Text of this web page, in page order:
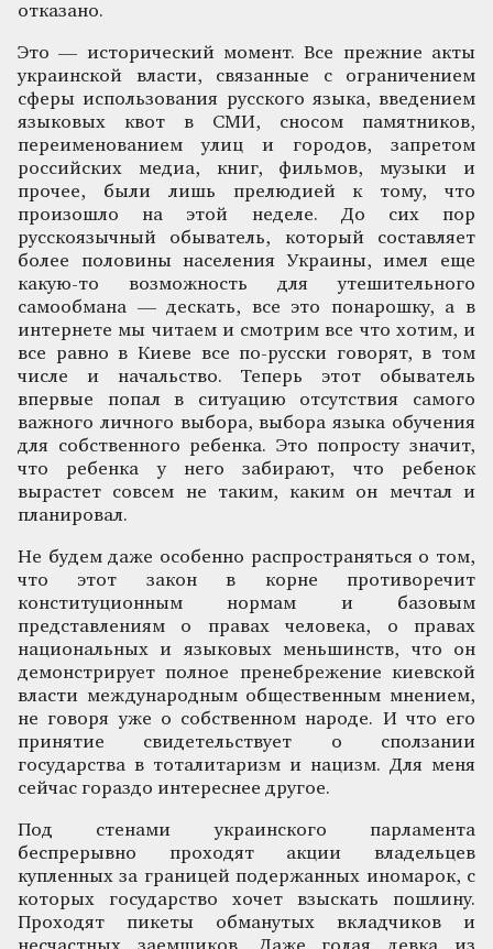
отказано.
Это — исторический момент. Все прежние акты
украинской власти, связанные с ограничением
сферы использования русского языка, введением
языковых квот в СМИ, сносом памятников,
переименованием улиц и городов, запретом
российских медиа, книг, фильмов, музыки и
прочее, были лишь прелюдией к тому, что
произошло на этой неделе. До сих пор
русскоязычный обыватель, который составляет
более половины населения Украины, имел еще
какую-то возможность для утешительного
самообмана — дескать, все это понарошку, а в
интернете мы читаем и смотрим все что хотим, и
все равно в Киеве все по-русски говорят, в том
числе и начальство. Теперь этот обыватель
впервые попал в ситуацию отсутствия самого
важного личного выбора, выбора языка обучения
для собственного ребенка. Это попросту значит,
что ребенка у него забирают, что ребенок
вырастет совсем не таким, каким он мечтал и
планировал.
Не будем даже особенно распространяться о том,
что этот закон в корне противоречит
конституционным нормам и базовым
представлениям о правах человека, о правах
национальных и языковых меньшинств, что он
демонстрирует полное пренебрежение киевской
власти международным общественным мнением,
не говоря уже о собственном народе. И что его
принятие свидетельствует о сползании
государства в тоталитаризм и нацизм. Для меня
сейчас гораздо интереснее другое.
Под стенами украинского парламента
беспрерывно проходят акции владельцев
купленных за границей подержанных иномарок, с
которых государство хочет взыскать пошлину.
Проходят пикеты обманутых вкладчиков и